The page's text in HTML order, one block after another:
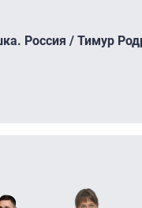
Россия / Тимур